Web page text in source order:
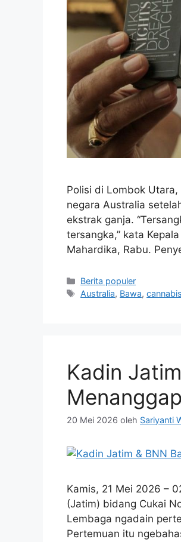
Polisi di Lombok
negara Australia
ekstrak ganja.
tersangka,” kata
Mahardika, Rabu.
Kategori
Berita populer
Tag
Australia, Bawa,cannabis
Kadin
20 Mei 2026 oleh Sariyanti
Kamis, 21 Mei 2026 –
(Jatim) bidang Cukai
Lembaga ngadain
Pertemuan itu